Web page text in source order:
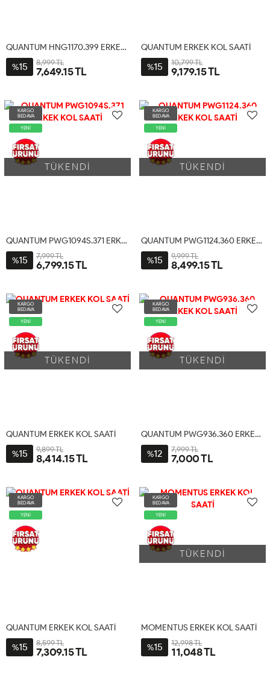
QUANTUM HNG1170.399 ERKEK KOL SAATİ
%15 8,999 TL
7,649.15 TL
QUANTUM ERKEK KOL SAATİ
%15 10,799 TL
9,179.15 TL
KARGO
BEDAVA
YENİ
TÜKENDİ
QUANTUM PWG1094S.371 ERKEK KOL SAATİ
%15 7,999 TL
6,799.15 TL
KARGO
BEDAVA
YENİ
TÜKENDİ
QUANTUM PWG1124.360 ERKEK KOL SAATİ
%15 9,999 TL
8,499.15 TL
KARGO
BEDAVA
YENİ
TÜKENDİ
QUANTUM ERKEK KOL SAATİ
%15 9,899 TL
8,414.15 TL
KARGO
BEDAVA
YENİ
TÜKENDİ
QUANTUM PWG936.360 ERKEK KOL SAATİ
%12 7,999 TL
7,000 TL
KARGO
BEDAVA
YENİ
QUANTUM ERKEK KOL SAATİ
%15 8,599 TL
7,309.15 TL
KARGO
BEDAVA
YENİ
TÜKENDİ
MOMENTUS ERKEK KOL SAATİ
%15 12,998 TL
11,048 TL